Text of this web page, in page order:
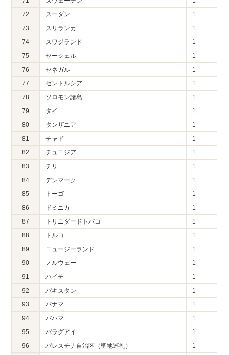
72
スーダン
1
73
スリランカ
1
74
スワジランド
1
75
セーシェル
1
76
セネガル
1
77
セントルシア
1
78
ソロモン諸島
1
79
タイ
1
80
タンザニア
1
81
チャド
1
82
チュニジア
1
83
チリ
1
84
デンマーク
1
85
トーゴ
1
86
ドミニカ
1
87
トリニダードトバコ
1
88
トルコ
1
89
ニュージーランド
1
90
ノルウェー
1
91
ハイチ
1
92
パキスタン
1
93
パナマ
1
94
バハマ
1
95
パラグアイ
1
96
パレスチナ自治区（聖地巡礼）
1